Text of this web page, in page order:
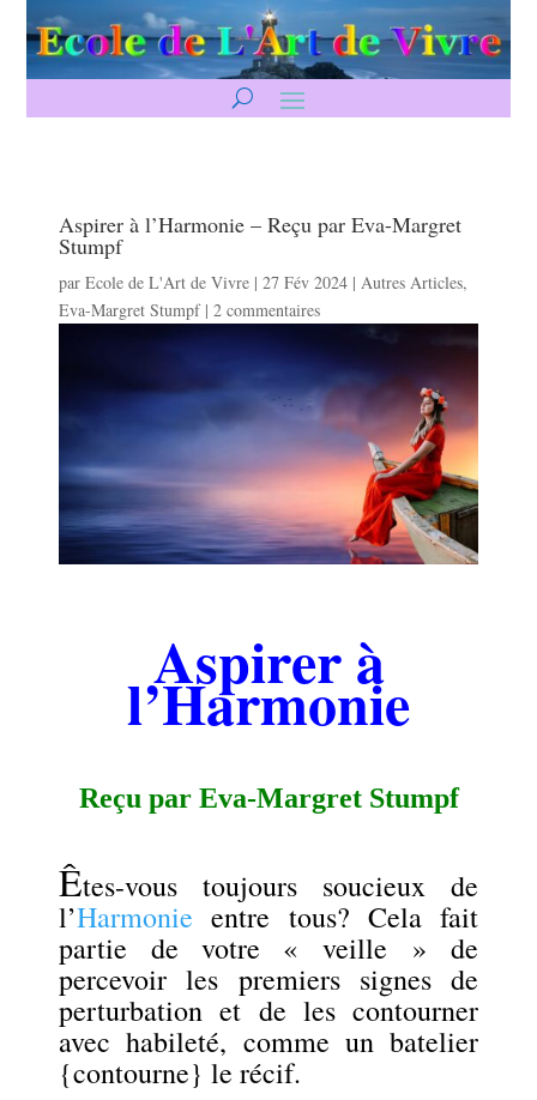
Aspirer à l’Harmonie – Reçu par Eva-Margret
Stumpf
parEcole de L'Art de Vivre |27 Fév 2024 | Autres Articles,
Eva-Margret Stumpf|2 commentaires
Aspirer à
l’Harmonie
Reçu par Eva-Margret Stumpf
Êtes-vous toujours soucieux de
l’Harmonie entre tous? Cela fait
partie de votre « veille » de
percevoir les premiers signes de
perturbation et de les contourner
avec habileté, comme un batelier
{contourne} le récif.